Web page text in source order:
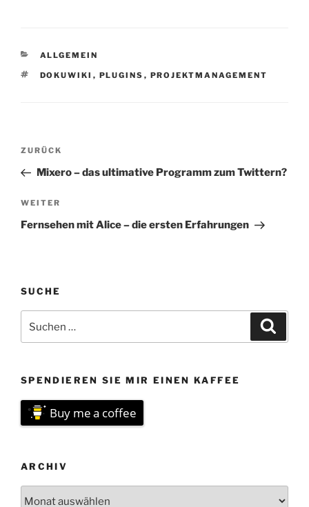
zeigt die von einem
Daten direkt im Wiki an.
KATEGORIEN
ALLGEMEIN
SCHLAGWÖRTER
DOKUWIKI , PLUGINS , PROJEKTMANAGEMENT
Beitragsnavigation
Vorheriger
Beitrag
ZURÜCK
Mixero – das ultimative Programm zum Twittern?
Nächster
Beitrag
WEITER
Fernsehen mit Alice – die ersten Erfahrungen
SUCHE
nach:
SPENDIEREN SIE MIR EINEN KAFFEE
Buy me a coffee
ARCHIV